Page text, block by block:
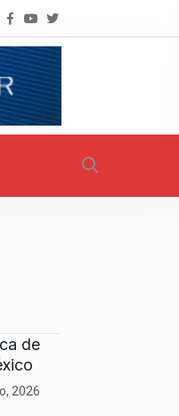
de
2026